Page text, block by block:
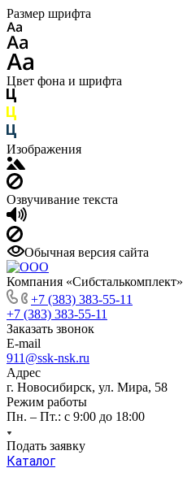
Размер шрифта
Цвет фона и шрифта
Изображения
Озвучивание текста
Обычная версия сайта
Компания «Сибсталькомплект»
+7 (383) 383-55-11
+7 (383) 383-55-11
Заказать звонок
E-mail
911@ssk-nsk.ru
Адрес
г. Новосибирск, ул. Мира, 58
Режим работы
Пн. – Пт.: с 9:00 до 18:00
Подать заявку
Каталог